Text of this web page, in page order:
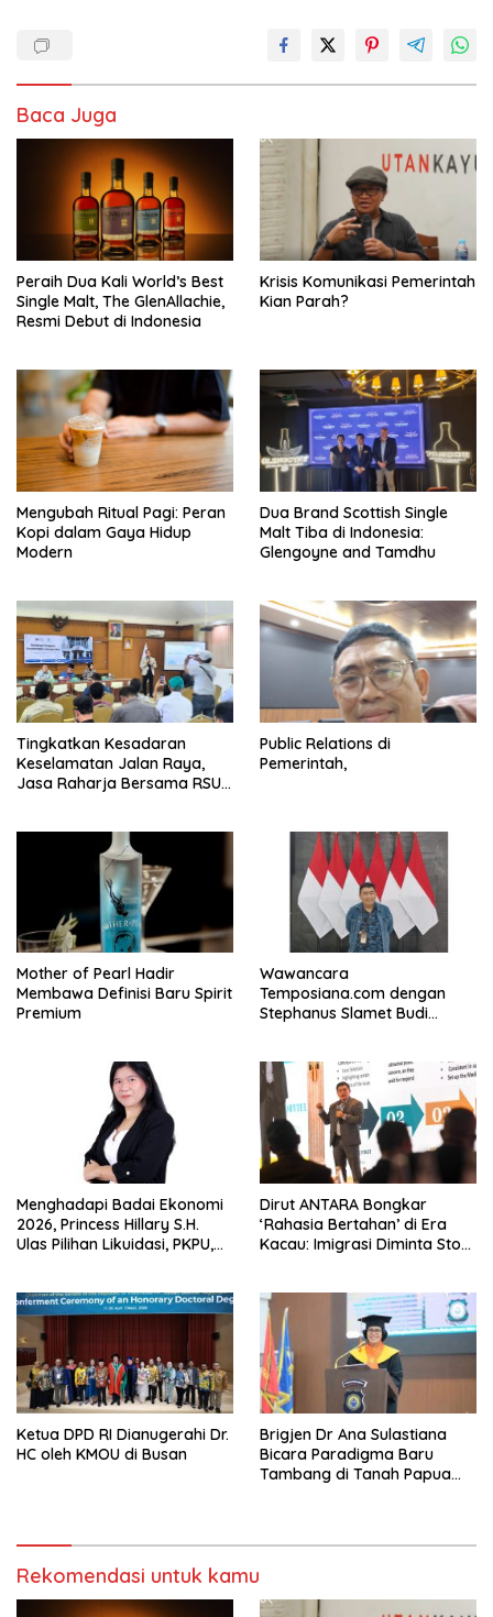
Baca Juga
Peraih Dua Kali World’s Best
Single Malt, The GlenAllachie,
Resmi Debut di Indonesia
Krisis Komunikasi Pemerintah
Kian Parah?
Mengubah Ritual Pagi: Peran
Kopi dalam Gaya Hidup
Modern
Dua Brand Scottish Single
Malt Tiba di Indonesia:
Glengoyne and Tamdhu
Tingkatkan Kesadaran
Keselamatan Jalan Raya,
Jasa Raharja Bersama RSU
Komprehensif di Jagakarsa
Public Relations di
Pemerintah,
Mother of Pearl Hadir
Membawa Definisi Baru Spirit
Premium
Wawancara
Temposiana.com dengan
Stephanus Slamet Budi
Menghadapi Badai Ekonomi
2026, Princess Hillary S.H.
Ulas Pilihan Likuidasi, PKPU,
Dirut ANTARA Bongkar
‘Rahasia Bertahan’ di Era
Kacau: Imigrasi Diminta Stop
Ketua DPD RI Dianugerahi Dr.
HC oleh KMOU di Busan
Brigjen Dr Ana Sulastiana
Bicara Paradigma Baru
Tambang di Tanah Papua
Rekomendasi untuk kamu